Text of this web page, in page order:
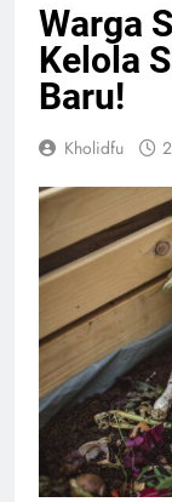
Warga
Kelola
Baru!
Kholidfu